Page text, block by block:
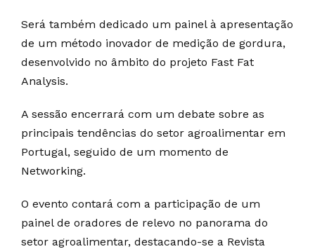
Será também dedicado um painel à apresentação
de um método inovador de medição de gordura,
desenvolvido no âmbito do projeto Fast Fat
Analysis.
A sessão encerrará com um debate sobre as
principais tendências do setor agroalimentar em
Portugal, seguido de um momento de
Networking.
O evento contará com a participação de um
painel de oradores de relevo no panorama do
setor agroalimentar, destacando-se a Revista